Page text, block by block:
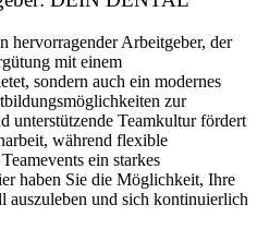
Arbeitgeber, der
mit einem
sondern auch ein modernes
zur
unterstützende Teamkultur fördert
während flexible
ein starkes
haben Sie die Möglichkeit, Ihre
und sich kontinuierlich